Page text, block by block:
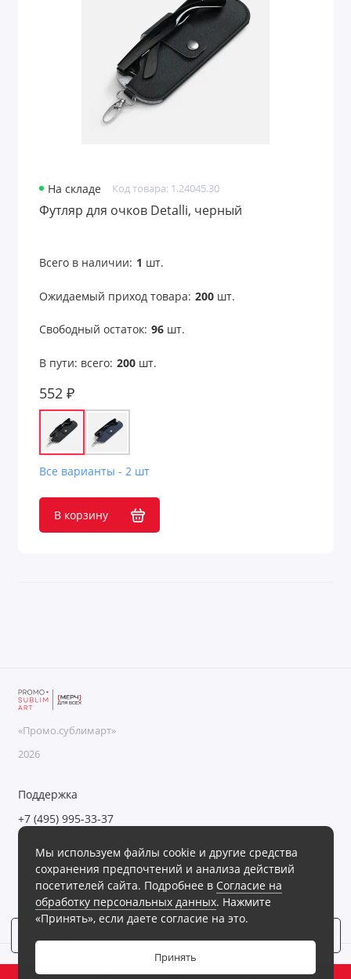
0
На складе Код товара: 1.24045.30
Футляр для очков Detalli, черный
Всего в наличии: 1 шт.
Ожидаемый приход товара: 200шт.
Свободный остаток: 96шт.
В пути: всего: 200шт.
552 ₽
Все варианты - 2 шт
В корзину
Мы используем файлы cookie и другие средства
сохранения предпочтений и анализа действий
посетителей сайта. Подробнее в Согласие на
обработку персональных данных. Нажмите
«Принять», если даете согласие на это.
Принять
«Промо.сублимарт»
2026
Поддержка
+7 (495) 995-33-37
Обратный звонок
Пн-Пт с 09:00 до 18:00, Сб-Вс выходные
Мы в сети